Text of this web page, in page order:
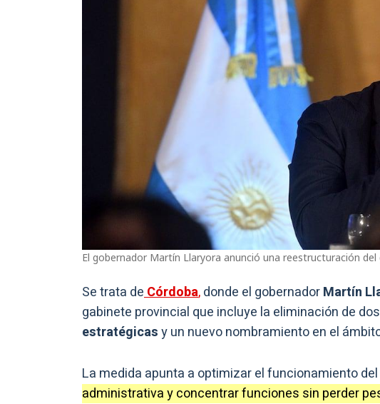
El gobernador Martín Llaryora anunció una reestructuración del
Se trata deCórdoba,donde el gobernadorMartín
gabinete provincial que incluye la eliminación de
estratégicasy un nuevo nombramiento en el
La medida apunta a optimizar el funcionamiento
administrativa y concentrar funciones sin perder